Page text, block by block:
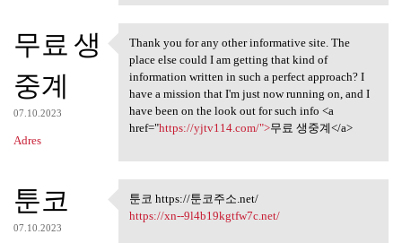
무료 생
중계
07.10.2023
Adres
Thank you for any other
Thank you for any other informative site. The
place else could I am getting that kind of
information written in such a perfect approach? I
have a mission that I'm just now running on, and I
have been on the look out for such info <a
href="https://yjtv114.com/">무료 생중계</a>
툰코
07.10.2023
툰코 https://툰코주소.net/
툰코 https://툰코주소.net/
https://xn--9l4b19kgtfw7c.net/